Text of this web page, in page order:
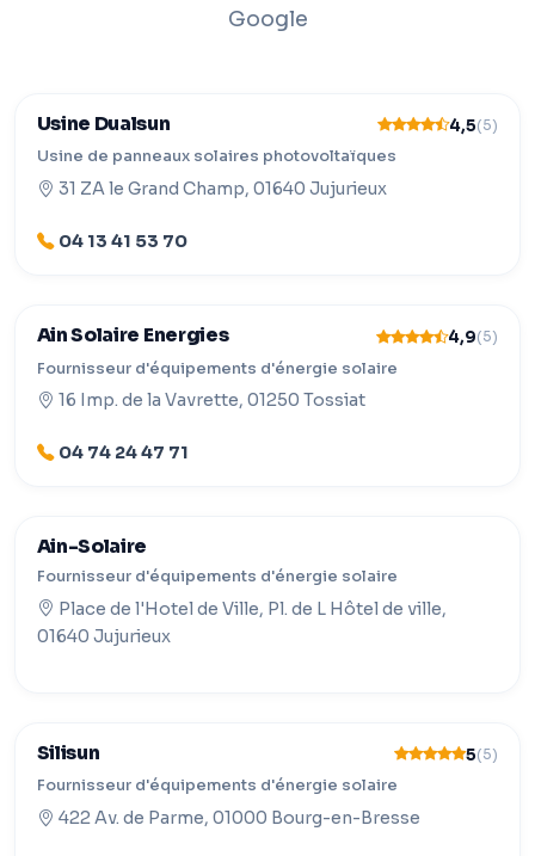
Google
Usine Dualsun 4,5(5)
Usine de panneaux solaires photovoltaïques
31 ZA le Grand Champ, 01640 Jujurieux
04 13 41 53 70
Ain Solaire Energies 4,9(5)
Fournisseur d'équipements d'énergie solaire
16 Imp. de la Vavrette, 01250 Tossiat
04 74 24 47 71
Ain-Solaire
Fournisseur d'équipements d'énergie solaire
Place de l'Hotel de Ville, Pl. de L Hôtel de ville,
01640 Jujurieux
Silisun 5(5)
Fournisseur d'équipements d'énergie solaire
422 Av. de Parme, 01000 Bourg-en-Bresse